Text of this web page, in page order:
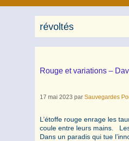
révoltés
Rouge et variations –
17 mai 2023 par Sauvegardes
L’étoffe rouge enrage les
coule entre leurs mains.
Dans un paradis qui tue